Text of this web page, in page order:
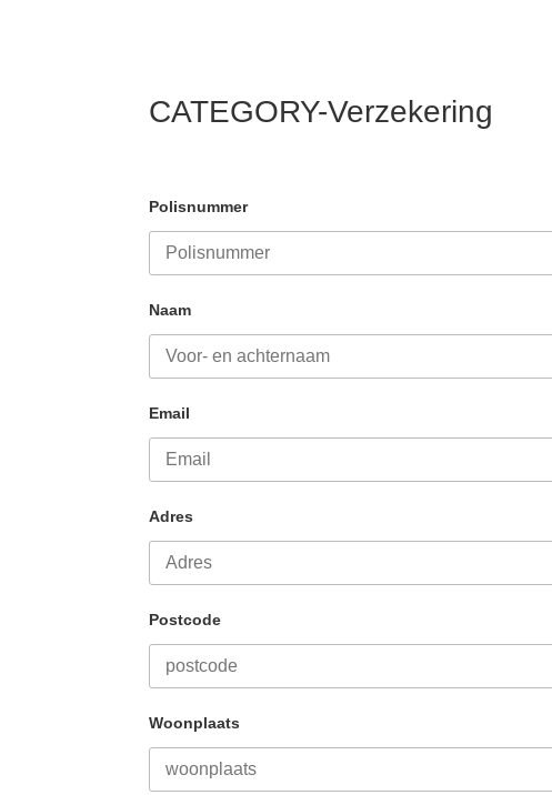
CATEGORY-Verzekering
Polisnummer
Naam
Email
Adres
Postcode
Woonplaats